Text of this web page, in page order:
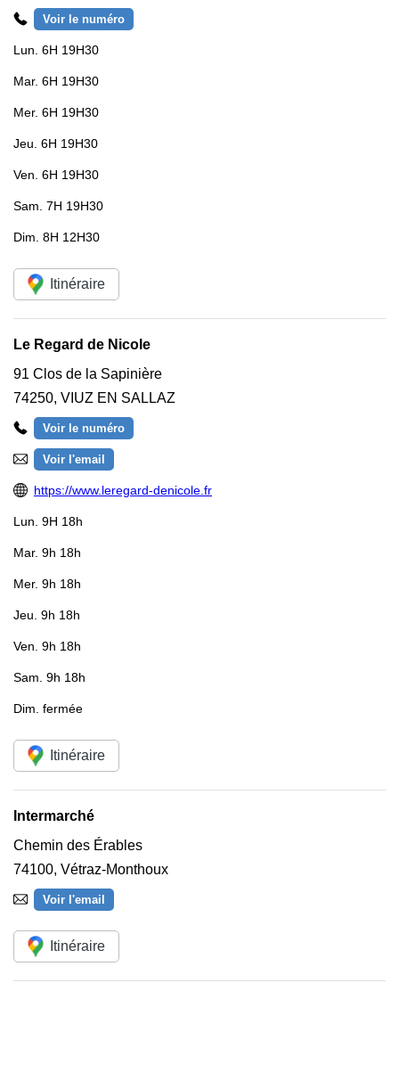
Voir le numéro
Lun. 6H 19H30
Mar. 6H 19H30
Mer. 6H 19H30
Jeu. 6H 19H30
Ven. 6H 19H30
Sam. 7H 19H30
Dim. 8H 12H30
Itinéraire
Le Regard de Nicole
91 Clos de la Sapinière
74250, VIUZ EN SALLAZ
Voir le numéro
Voir l'email
https://www.leregard-denicole.fr
Lun. 9H 18h
Mar. 9h 18h
Mer. 9h 18h
Jeu. 9h 18h
Ven. 9h 18h
Sam. 9h 18h
Dim. fermée
Itinéraire
Intermarché
Chemin des Érables
74100, Vétraz-Monthoux
Voir l'email
Itinéraire